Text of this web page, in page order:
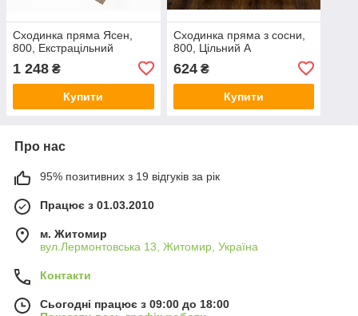
Сходинка пряма Ясен,
800, Екстрацільний
1 248 ₴
Купити
Сходинка пряма з сосни,
800, Цільний А
624₴
Купити
Про нас
95% позитивних з 19 відгуків за рік
Працює з 01.03.2010
м. Житомир
вул.Лермонтовська 13, Житомир, Україна
Контакти
Сьогодні працює з 09:00 до 18:00